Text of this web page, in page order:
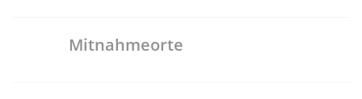
Mitnahmeorte